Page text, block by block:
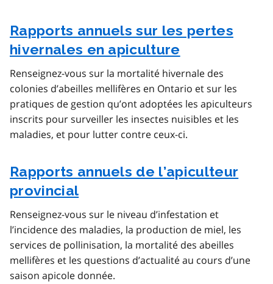
Rapports annuels sur les pertes
hivernales en apiculture
Renseignez-vous sur la mortalité hivernale des
colonies d’abeilles mellifères en Ontario et sur les
pratiques de gestion qu’ont adoptées les apiculteurs
inscrits pour surveiller les insectes nuisibles et les
maladies, et pour lutter contre ceux-ci.
Rapports annuels de l’apiculteur
provincial
Renseignez-vous sur le niveau d’infestation et
l’incidence des maladies, la production de miel, les
services de pollinisation, la mortalité des abeilles
mellifères et les questions d’actualité au cours d’une
saison apicole donnée.